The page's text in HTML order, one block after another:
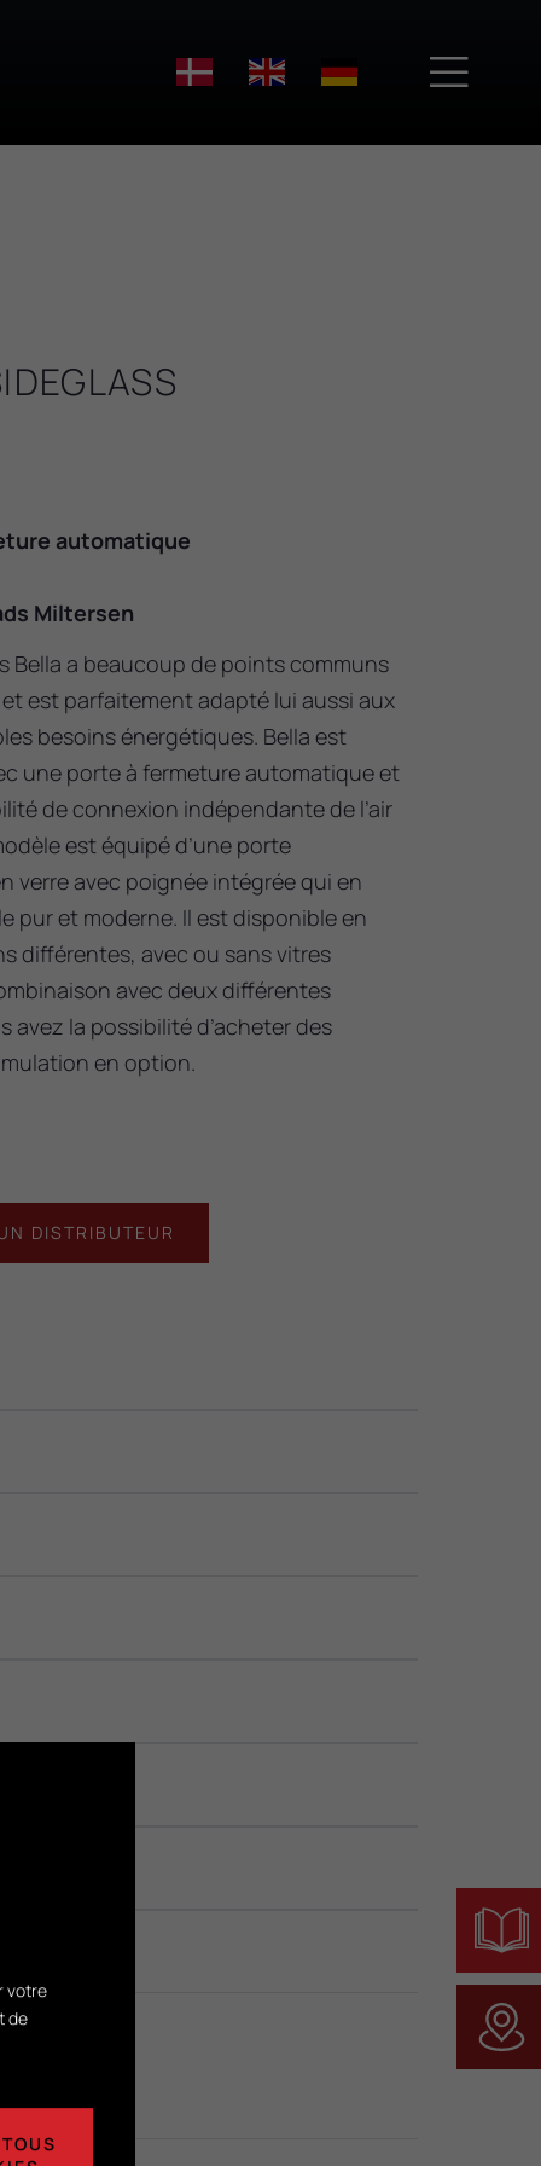

automatique
Miltersen
Bella a beaucoup de points communs
est parfaitement adapté lui aussi aux
besoins énergétiques. Bella est
une porte à fermeture automatique et
de connexion indépendante de l’air
est équipé d’une porte
verre avec poignée intégrée qui en
pur et moderne. Il est disponible en
différentes, avec ou sans vitres
avec deux différentes
avez la possibilité d’acheter des
en option.
DISTRIBUTEUR
votre
de